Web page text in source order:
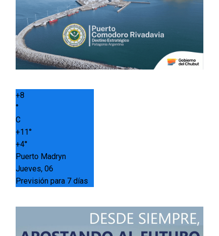
+8
°
C
+11°
+4°
Puerto Madryn
Jueves, 06
Previsión para 7 días